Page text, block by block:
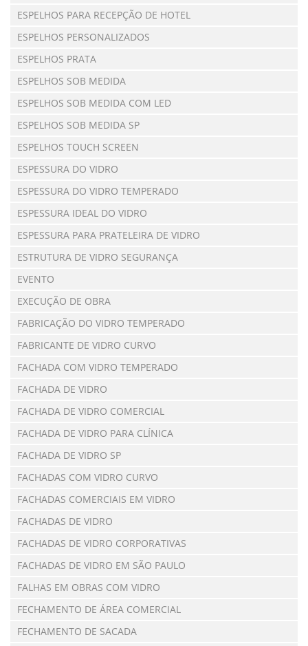
ESPELHOS PARA RECEPÇÃO DE HOTEL
ESPELHOS PERSONALIZADOS
ESPELHOS PRATA
ESPELHOS SOB MEDIDA
ESPELHOS SOB MEDIDA COM LED
ESPELHOS SOB MEDIDA SP
ESPELHOS TOUCH SCREEN
ESPESSURA DO VIDRO
ESPESSURA DO VIDRO TEMPERADO
ESPESSURA IDEAL DO VIDRO
ESPESSURA PARA PRATELEIRA DE VIDRO
ESTRUTURA DE VIDRO SEGURANÇA
EVENTO
EXECUÇÃO DE OBRA
FABRICAÇÃO DO VIDRO TEMPERADO
FABRICANTE DE VIDRO CURVO
FACHADA COM VIDRO TEMPERADO
FACHADA DE VIDRO
FACHADA DE VIDRO COMERCIAL
FACHADA DE VIDRO PARA CLÍNICA
FACHADA DE VIDRO SP
FACHADAS COM VIDRO CURVO
FACHADAS COMERCIAIS EM VIDRO
FACHADAS DE VIDRO
FACHADAS DE VIDRO CORPORATIVAS
FACHADAS DE VIDRO EM SÃO PAULO
FALHAS EM OBRAS COM VIDRO
FECHAMENTO DE ÁREA COMERCIAL
FECHAMENTO DE SACADA